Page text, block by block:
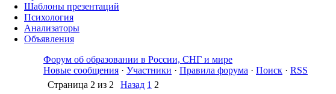
Шаблоны презентаций
Психология
Анализаторы
Объявления
Форум об образовании в России, СНГ и мире
Новые сообщения · Участники · Правила форума · Поиск · RSS
Страница 2 из 2 Назад 1 2